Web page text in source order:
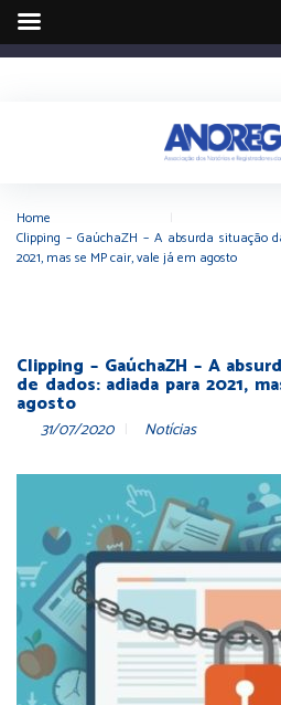
Home
Clipping – GaúchaZH – A absurda situação
2021, mas se MP cair, vale já em agosto
Clipping – GaúchaZH – A
de dados: adiada para 2021,
agosto
31/07/2020 Notícias